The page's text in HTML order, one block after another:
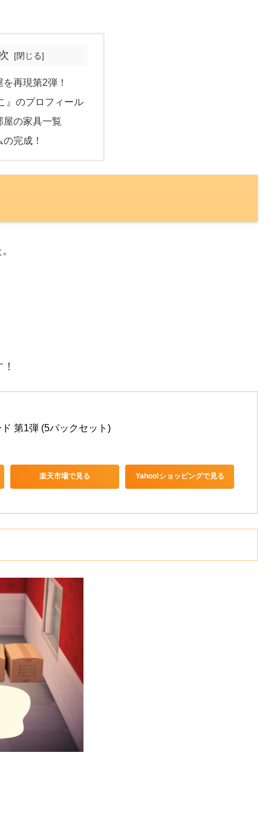
再現第2弾！
』のプロフィール
屋の家具一覧
完成！
第1弾 (5パックセット)
楽天市場で見る Yahoo!ショッピングで見る